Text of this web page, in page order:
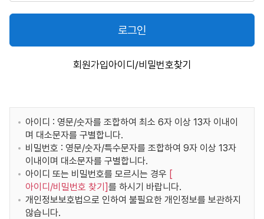
로그인
회원가입아이디/비밀번호찾기
아이디 : 영문/숫자를 조합하여 최소 6자 이상 13자 이내이
며 대소문자를 구별합니다.
비밀번호 : 영문/숫자/특수문자를 조합하여 9자 이상 13자
이내이며 대소문자를 구별합니다.
아이디 또는 비밀번호를 모르시는 경우 [
아이디/비밀번호 찾기 ]를 하시기 바랍니다.
개인정보보호법으로 인하여 불필요한 개인정보를 보관하지
않습니다.